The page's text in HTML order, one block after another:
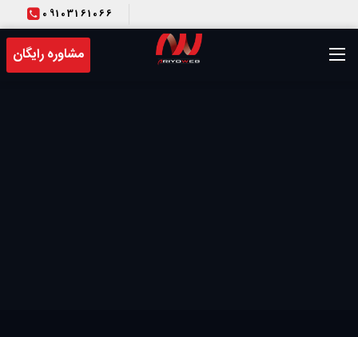
مشاوره رایگان
T 09103161066